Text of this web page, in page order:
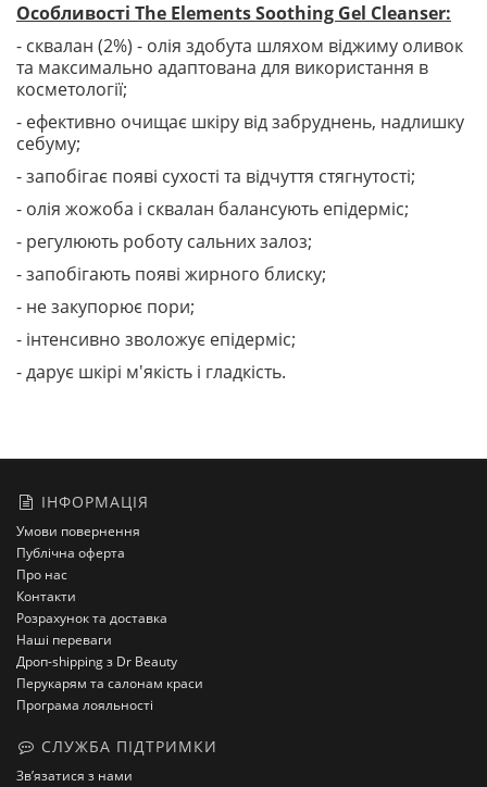
Особливості The Elements Soothing Gel Cleanser:
- сквалан (2%) - олія здобута шляхом віджиму оливок
та максимально адаптована для використання в
косметології;
- ефективно очищає шкіру від забруднень, надлишку
себуму;
- запобігає появі сухості та відчуття стягнутості;
- олія жожоба і сквалан балансують епідерміс;
- регулюють роботу сальних залоз;
- запобігають появі жирного блиску;
- не закупорює пори;
- інтенсивно зволожує епідерміс;
- дарує шкірі м'якість і гладкість.
ІНФОРМАЦІЯ
Умови повернення
Публічна оферта
Про нас
Контакти
Розрахунок та доставка
Наші переваги
Дроп-shipping з Dr Beauty
Перукарям та салонам краси
Програма лояльності
СЛУЖБА ПІДТРИМКИ
Зв’язатися з нами